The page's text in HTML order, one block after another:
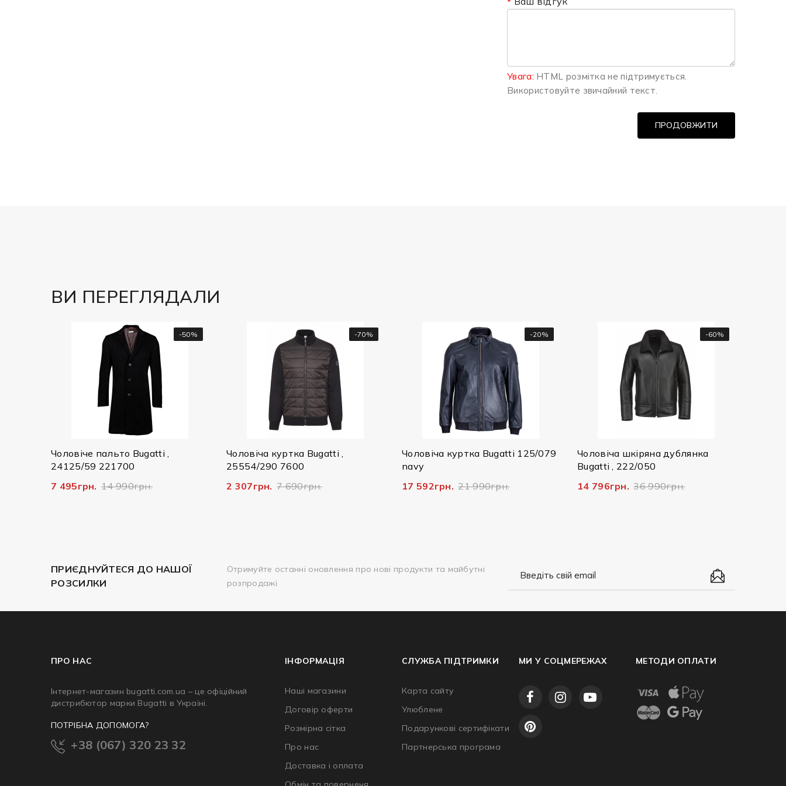
Увага: HTML розмітка не підтримується.
Використовуйте звичайний текст.
ПРОДОВЖИТИ
ВИ ПЕРЕГЛЯДАЛИ
Чоловіча куртка Bugatti ,
25554/290 7600
2 307грн.
Чоловіча куртка Bugatti 125/079
navy
17 592грн.
Чоловіча шкіряна дублянка
14 796грн.
Чоловіча куртка Bugatti ,
25073/390 8750
2 607грн. 8 690грн.
ПРИЄДНУЙТЕСЯ ДО НАШОЇ
РОЗСИЛКИ
Отримуйте останні оновлення про нові продукти та майбутні
розпродажі
ПРО НАС
Інтернет-магазин bugatti.com.ua – це офіційний
дистрибютор марки Bugatti в Україні.
ПОТРІБНА ДОПОМОГА?
+38 (067) 320 23 32
ІНФОРМАЦІЯ
Наші магазини
Договір оферти
Розмірна сітка
Про нас
Доставка і оплата
СЛУЖБА ПІДТРИМКИ
Карта сайту
Улюблене
Подарункові сертифікати
Партнерська програма
МИ У СОЦМЕРЕЖАХ МЕТОДИ ОПЛАТИ